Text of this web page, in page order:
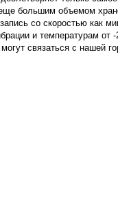
большим объемом
со скоростью как
и температурам от -
связаться с нашей